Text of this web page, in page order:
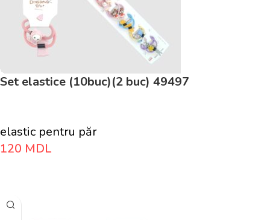
Set elastice (10buc)(2 buc) 49497
elastic pentru păr
120 MDL